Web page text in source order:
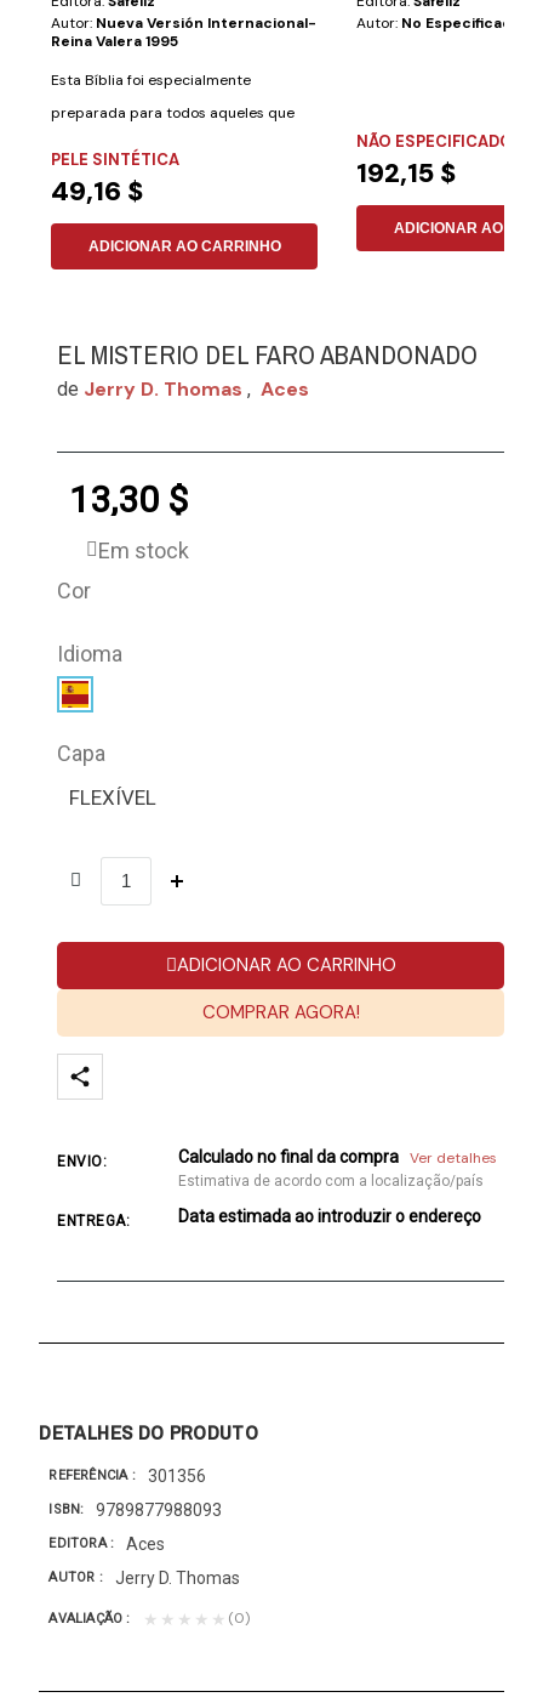
Autor: Nueva Versión Internacional-
Reina Valera 1995
Esta Bíblia foi especialmente
preparada para todos aqueles que
desejam aprender...
PELE SINTÉTICA
49,16 $
ADICIONAR AO CARRINHO
Autor: No Especificado
NÃO ESPECIFICADO
192,15 $
ADICIONAR AO
EL MISTERIO DEL FARO ABANDONADO
de Jerry D. Thomas , Aces
13,30 $
Em stock
Cor
Idioma
Capa
FLEXÍVEL
ADICIONAR AO CARRINHO
COMPRAR AGORA!
ENVIO: Calculado no final da compra Ver detalhes
Estimativa de acordo com a localização/país
ENTREGA: Data estimada ao introduzir o endereço
DETALHES DO PRODUTO
REFERÊNCIA 301356
ISBN 9789877988093
EDITORA Aces
AUTOR Jerry D. Thomas
AVALIAÇÃO ★★★★★ (0)